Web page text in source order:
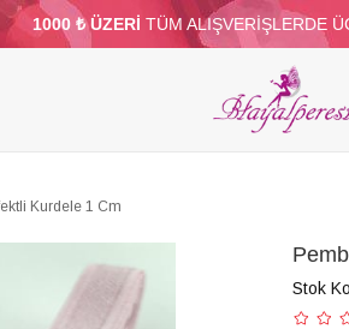
1000 ₺ ÜZERİ TÜM ALIŞVERİŞLERDE
PARTİ VE SÜS MALZEMELERİ
TOPTAN DİĞER
Kurdele 1 Cm
Stok